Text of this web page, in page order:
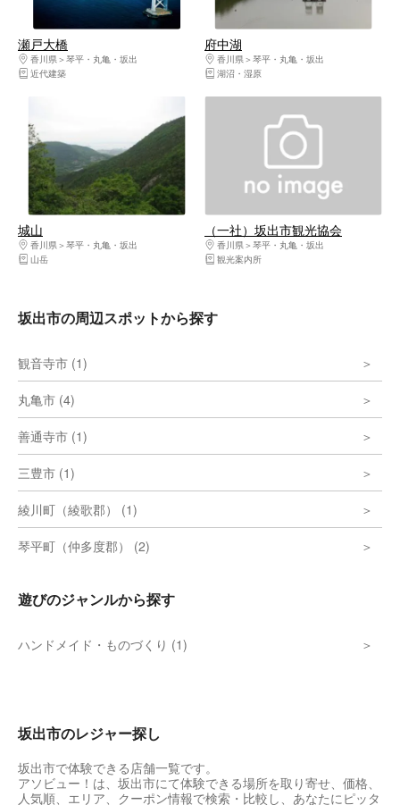
瀬戸大橋
香川県
琴平・丸亀・坂出
近代建築
府中湖
香川県
琴平・丸亀・坂出
湖沼・湿原
城山
香川県
琴平・丸亀・坂出
山岳
（一社）坂出市観光協会
香川県
琴平・丸亀・坂出
観光案内所
坂出市の周辺スポットから探す
観音寺市 (1)
丸亀市 (4)
善通寺市 (1)
三豊市 (1)
綾川町（綾歌郡） (1)
琴平町（仲多度郡） (2)
遊びのジャンルから探す
ハンドメイド・ものづくり (1)
坂出市のレジャー探し
坂出市で体験できる店舗一覧です。
アソビュー！は、坂出市にて体験できる場所を取り寄せ、価格、
人気順、エリア、クーポン情報で検索・比較し、あなたにピッタ